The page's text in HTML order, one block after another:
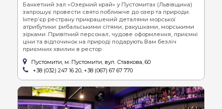
Банкетний зал «Озерний край» у Пустомитах (Львівщина)
запрошує провести свято поближче до озер та природи.
Інтер’єр рестрану прикрашений деталями морської
атрибутики: рибальськими сітями, ракушками, морськими
зірками. Привітний персонал, чудове оформлення, приємні
ціни та відпочинок на природі подарують Вам безліч
приємних хвилин в рестор
Пустомити, м. Пустомити, вул. Ставкова, 60
+38 (032) 247 16 20, +38 (067) 67 67 770